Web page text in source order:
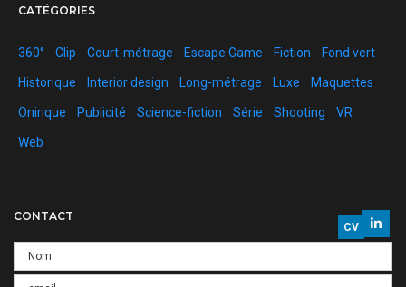
CATÉGORIES
360° Clip Court-métrage Escape Game Fiction Fond vert
Historique Interior design Long-métrage Luxe Maquettes
Onirique Publicité Science-fiction Série Shooting VR
Web
CONTACT
CV